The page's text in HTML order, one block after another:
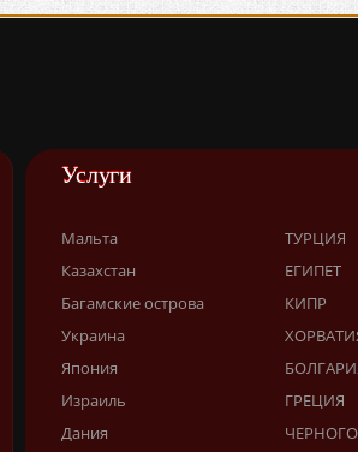
Услуги
Мальта
Казахстан
Багамские острова
Украина
Япония
Израиль
Дания
ТУРЦИЯ
ЕГИПЕТ
КИПР
ГРЕЦИЯ